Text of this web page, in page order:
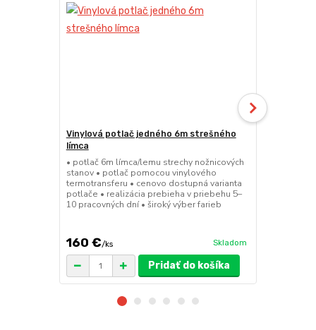
Vinylová potlač jedného 6m strešného
límca
• potlač 6m límca/lemu strechy nožnicových
stanov • potlač pomocou vinylového
termotransferu • cenovo dostupná varianta
potlače • realizácia prebieha v priebehu 5–
10 pracovných dní • široký výber farieb
160 €/ks Skladom
Pridať do košíka